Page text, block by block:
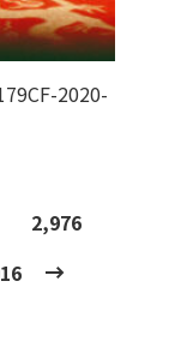
2020-
2,976